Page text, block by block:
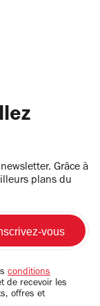
Grâce à
plans du
conditions
de recevoir les
offres et